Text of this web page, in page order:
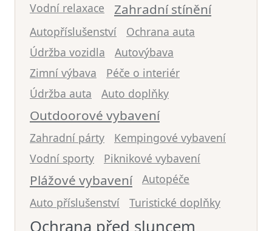
Vodní relaxace
Zahradní stínění
Autopříslušenství
Ochrana auta
Údržba vozidla
Autovýbava
Zimní výbava
Péče o interiér
Údržba auta
Auto doplňky
Outdoorové vybavení
Zahradní párty
Kempingové vybavení
Vodní sporty
Piknikové vybavení
Plážové vybavení
Autopéče
Auto příslušenství
Turistické doplňky
Ochrana před sluncem